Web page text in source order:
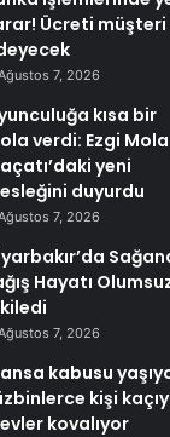
Ücreti müşteri
7, 2026
kısa bir
verdi: Ezgi Mola
yeni
duyurdu
7, 2026
Hayatı
7, 2026
kabusu
kişi
kovalıyor